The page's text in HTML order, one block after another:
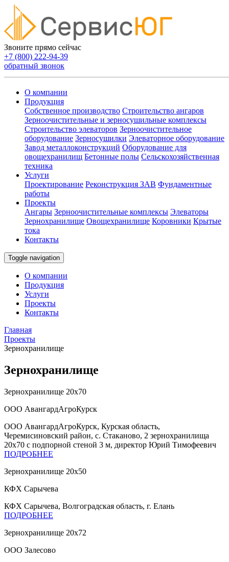
Звоните прямо сейчас
+7 (800) 222-94-39
обратный звонок
О компании
Продукция
Собственное производство Строительство ангаров
Зерноочистительные и зерносушильные комплексы
Строительство элеваторов Зерноочистительное
оборудование Зерносушилки Элеваторное оборудование
Завод металлоконструкций Оборудование для
овощехранилищ Бетонные полы Сельскохозяйственная
техника
Услуги
Проектирование Реконструкция ЗАВ Фундаментные
работы
Проекты
Ангары Зерноочистительные комплексы Элеваторы
Зернохранилище Овощехранилищe Коровники Крытые
тока
Контакты
Toggle navigation
О компании
Продукция
Услуги
Проекты
Контакты
Главная
Проекты
Зернохранилище
Зернохранилище
Зернохранилище 20х70
ООО АвангардАгроКурск
ООО АвангардАгроКурск, Курская область,
Черемисиновский район, с. Стаканово, 2 зернохранилища
20х70 с подпорной стеной 3 м, директор Юрий Тимофеевич
ПОДРОБНЕЕ
Зернохранилище 20х50
КФХ Сарычева
КФХ Сарычева, Волгоградская область, г. Елань
ПОДРОБНЕЕ
Зернохранилище 20x72
ООО Залесово